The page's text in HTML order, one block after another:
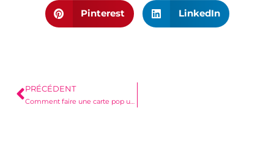
Pinterest LinkedIn
PRÉCÉDENT
Comment faire une carte pop up ?